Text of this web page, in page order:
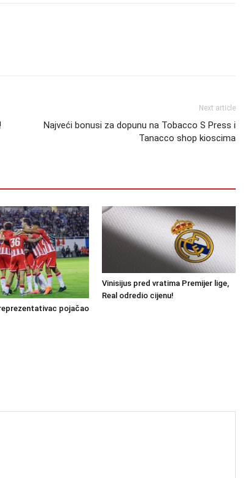
Next article
Najveći bonusi za dopunu na Tobacco S Press i
Tanacco shop kioscima
pojačao
Vinisijus pred vratima Premijer lige,
Real odredio cijenu!